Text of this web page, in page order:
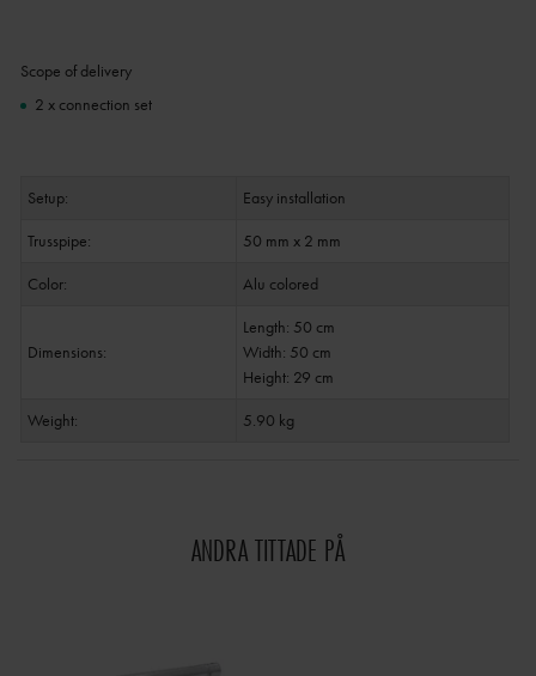
Scope of delivery
2 x connection set
Setup:
Easy installation
Trusspipe:
50 mm x 2 mm
Color:
Alu colored
Dimensions:
Length: 50 cm
Width: 50 cm
Height: 29 cm
Weight:
5.90 kg
ANDRA TITTADE PÅ